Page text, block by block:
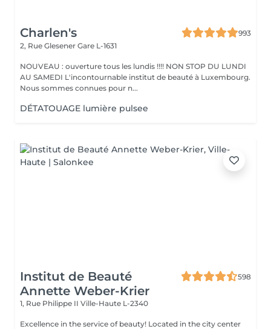
Charlen's
993
2, Rue Glesener Gare L-1631
NOUVEAU : ouverture tous les lundis !!!! NON STOP DU LUNDI
AU SAMEDI L'incontournable institut de beauté à Luxembourg.
Nous sommes connues pour n...
DÉTATOUAGE lumière pulsee
Institut de Beauté
Annette Weber-Krier
598
1, Rue Philippe II Ville-Haute L-2340
Excellence in the service of beauty! Located in the city center